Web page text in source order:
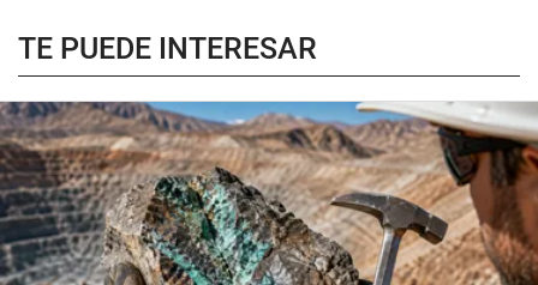
TE PUEDE INTERESAR